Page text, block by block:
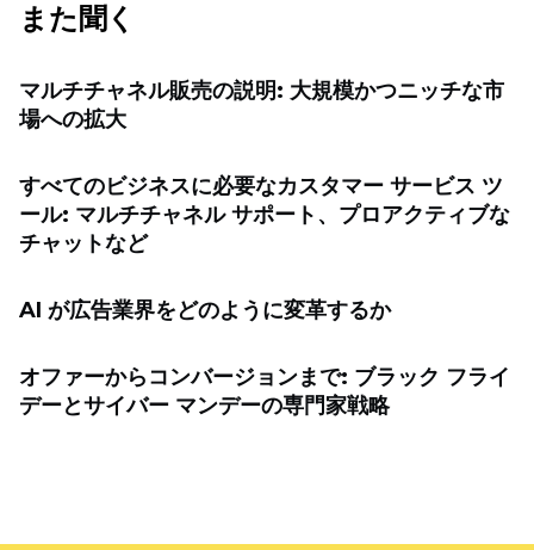
また聞く
マルチチャネル販売の説明: 大規模かつニッチな市
場への拡大
すべてのビジネスに必要なカスタマー サービス ツ
ール: マルチチャネル サポート、プロアクティブな
チャットなど
AI が広告業界をどのように変革するか
オファーからコンバージョンまで: ブラック フライ
デーとサイバー マンデーの専門家戦略